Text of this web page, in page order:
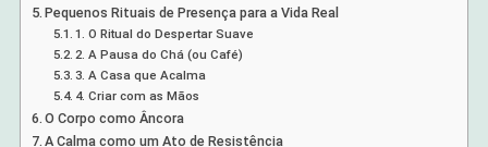
Pequenos Rituais de Presença para a Vida Real
1. O Ritual do Despertar Suave
2. A Pausa do Chá (ou Café)
3. A Casa que Acalma
4. Criar com as Mãos
O Corpo como Âncora
A Calma como um Ato de Resistência